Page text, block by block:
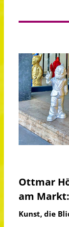
Ottmar
am Markt:
Kunst, die